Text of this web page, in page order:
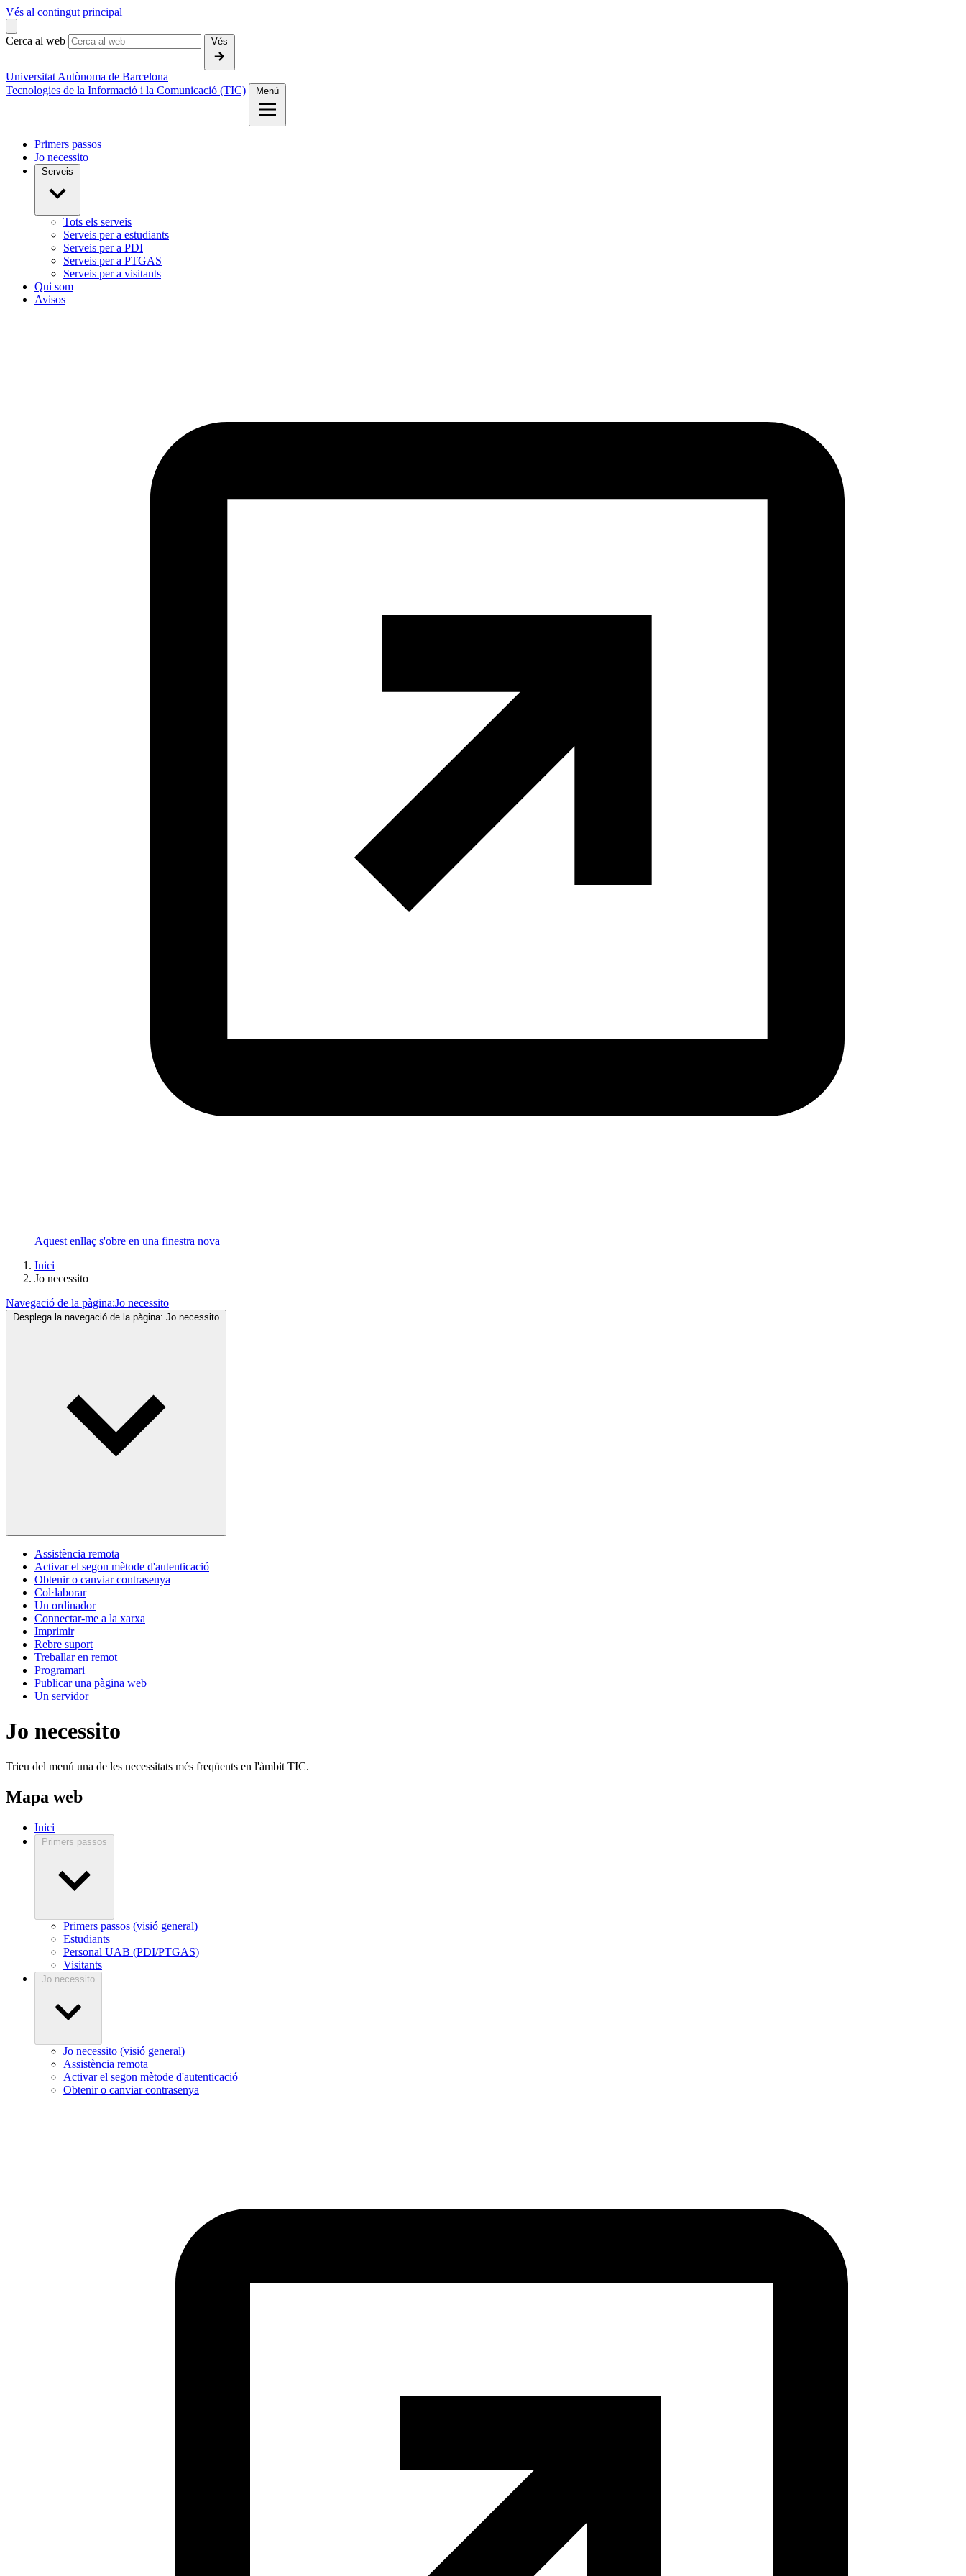
Vés al contingut principal
Cerca al web Vés
Universitat Autònoma de Barcelona
Tecnologies de la Informació i la Comunicació (TIC)
Menú
Primers passos
Jo necessito
Serveis
Tots els serveis
Serveis per a estudiants
Serveis per a PDI
Serveis per a PTGAS
Serveis per a visitants
Qui som
Avisos
Aquest enllaç s'obre en una finestra nova
Inici
Jo necessito
Navegació de la pàgina:Jo necessito
Desplega la navegació de la pàgina: Jo necessito
Assistència remota
Activar el segon mètode d'autenticació
Obtenir o canviar contrasenya
Col·laborar
Un ordinador
Connectar-me a la xarxa
Imprimir
Rebre suport
Treballar en remot
Programari
Publicar una pàgina web
Un servidor
Jo necessito
Trieu del menú una de les necessitats més freqüents en l'àmbit TIC.
Mapa web
Inici
Primers passos
Primers passos (visió general)
Estudiants
Personal UAB (PDI/PTGAS)
Visitants
Jo necessito
Jo necessito (visió general)
Assistència remota
Activar el segon mètode d'autenticació
Obtenir o canviar contrasenya